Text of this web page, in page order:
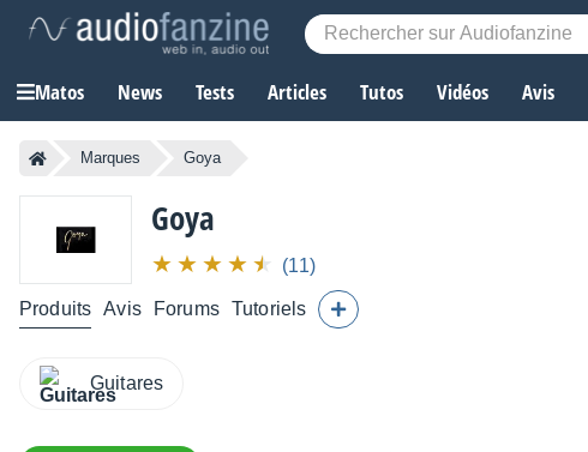
Matos News Tests Articles Tutos Vidéos Avis
Marques Goya
Goya
(11)
Produits Avis Forums Tutoriels
Guitares